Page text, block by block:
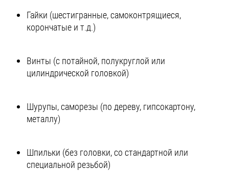
Стопорные кольца
Такелаж
Шайбы
Шплинты
Гайки (шестигранные, самоконтрящиеся,
корончатые и т.д.)
Винты (с потайной, полукруглой или
цилиндрической головкой)
Шурупы, саморезы (по дереву, гипсокартону,
металлу)
Шпильки (без головки, со стандартной или
специальной резьбой)